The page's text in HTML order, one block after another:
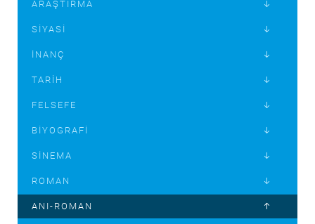
ARAŞTIRMA
SIYASI
İNANÇ
TARIH
FELSEFE
BIYOGRAFI
SINEMA
ROMAN
ANI-ROMAN